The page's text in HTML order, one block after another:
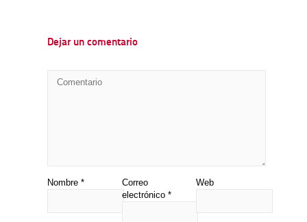
Dejar un comentario
Nombre *
Correo
electrónico *
Web